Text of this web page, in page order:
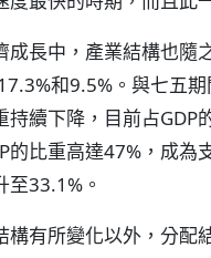
成長中，產業結構也隨
和9.5%。與七五
持續下降，目前占GDP
的比重高達47%，成為
至33.1%。
構有所變化以外，分配